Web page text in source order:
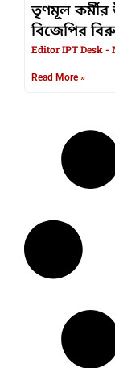
তৃণমূল
বিজেপির
Editor IPT Desk
Read More »